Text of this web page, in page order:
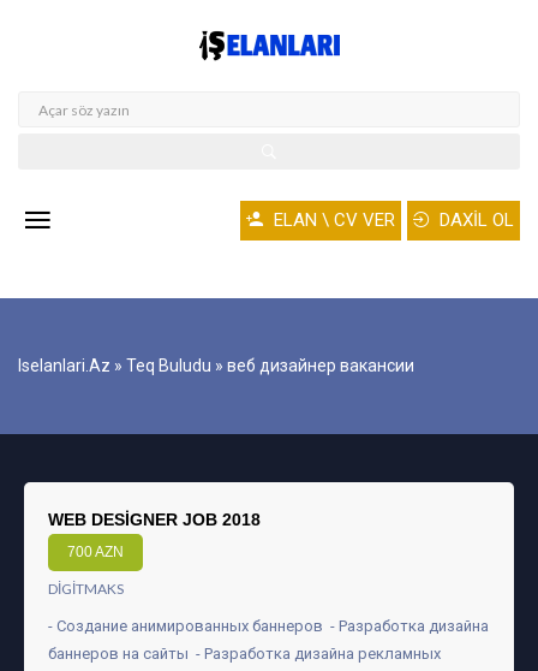
ELAN \ CV VER DAXİL OL
Iselanlari.az » Teq Buludu » веб дизайнер вакансии
WEB DESIGNER JOB 2018
700 AZN
DIGITMAKS
- Создание анимированных баннеров - Разработка дизайна
баннеров на сайты - Разработка дизайна рекламных